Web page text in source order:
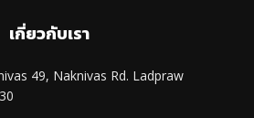
เกี่ยวกับเรา
49, Naknivas Rd. Ladpraw